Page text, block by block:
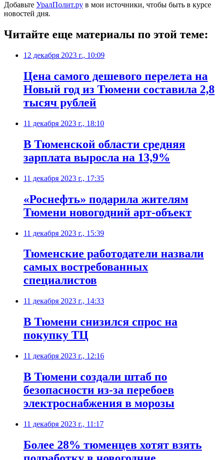
Добавьте УралПолит.ру в мои источники, чтобы быть в курсе
новостей дня.
Читайте еще материалы по этой теме:
12 декабря 2023 г., 10:09
Цена самого дешевого перелета на
Новый год из Тюмени составила 2,8
тысяч рублей
11 декабря 2023 г., 18:10
В Тюменской области средняя
зарплата выросла на 13,9%
11 декабря 2023 г., 17:35
«Роснефть» подарила жителям
Тюмени новогодний арт-объект
11 декабря 2023 г., 15:39
Тюменские работодатели назвали
самых востребованных
специалистов
11 декабря 2023 г., 14:33
В Тюмени снизился спрос на
покупку ТЦ
11 декабря 2023 г., 12:16
В Тюмени создали штаб по
безопасности из-за перебоев
электроснабжения в морозы
11 декабря 2023 г., 11:17
Более 28% тюменцев хотят взять